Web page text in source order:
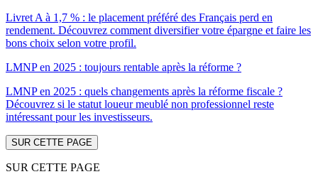
Livret A à 1,7 % : le placement préféré des Français perd en
rendement. Découvrez comment diversifier votre épargne et faire les
bons choix selon votre profil.
LMNP en 2025 : toujours rentable après la réforme ?
LMNP en 2025 : quels changements après la réforme fiscale ?
Découvrez si le statut loueur meublé non professionnel reste
intéressant pour les investisseurs.
SUR CETTE PAGE
SUR CETTE PAGE